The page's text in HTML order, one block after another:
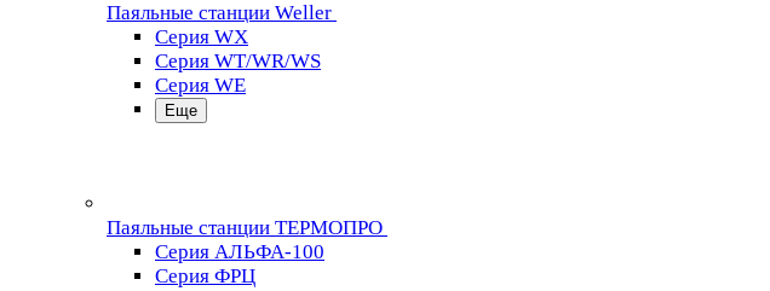
Паяльные станции Weller
Серия WX
Серия WT/WR/WS
Серия WE
Еще
Паяльные станции ТЕРМОПРО
Серия АЛЬФА-100
Серия ФРЦ